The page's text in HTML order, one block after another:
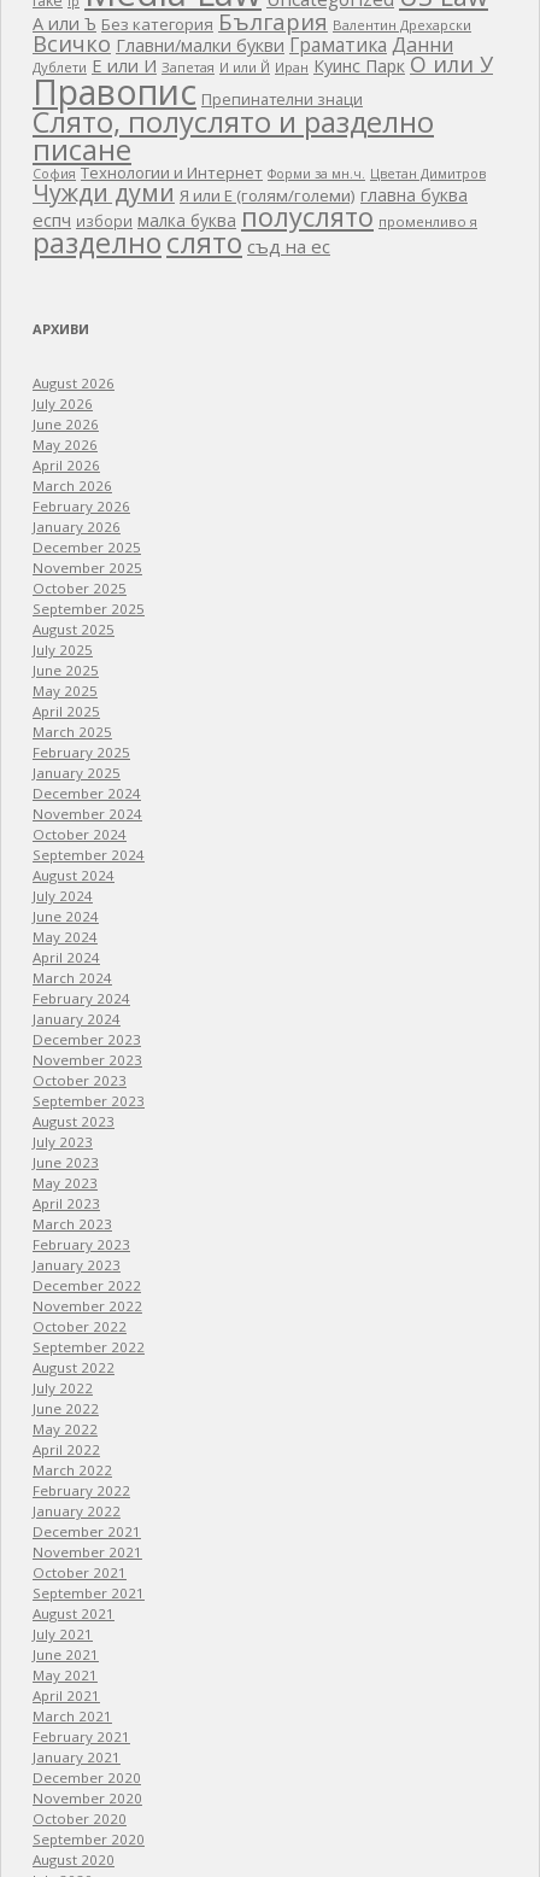
А или Ъ Без категория България Валентин Дрехарски
Всичко Главни/малки букви Граматика Данни
Дублети Е или И Запетая И или Й Иран Куинс Парк О или У
Правопис Препинателни знаци
Слято, полуслято и разделно
писане
София Технологии и Интернет Форми за мн.ч. Цветан Димитров
Чужди думи Я или Е (голям/големи) главна буква
еспч избори малка буква полуслято променливо я
разделнослято съд на ес
АРХИВИ
August 2026
July 2026
June 2026
May 2026
April 2026
March 2026
February 2026
January 2026
December 2025
November 2025
October 2025
September 2025
August 2025
July 2025
June 2025
May 2025
April 2025
March 2025
February 2025
January 2025
December 2024
November 2024
October 2024
September 2024
August 2024
July 2024
June 2024
May 2024
April 2024
March 2024
February 2024
January 2024
December 2023
November 2023
October 2023
September 2023
August 2023
July 2023
June 2023
May 2023
April 2023
March 2023
February 2023
January 2023
December 2022
November 2022
October 2022
September 2022
August 2022
July 2022
June 2022
May 2022
April 2022
March 2022
February 2022
January 2022
December 2021
November 2021
October 2021
September 2021
August 2021
July 2021
June 2021
May 2021
April 2021
March 2021
February 2021
January 2021
December 2020
November 2020
October 2020
September 2020
August 2020